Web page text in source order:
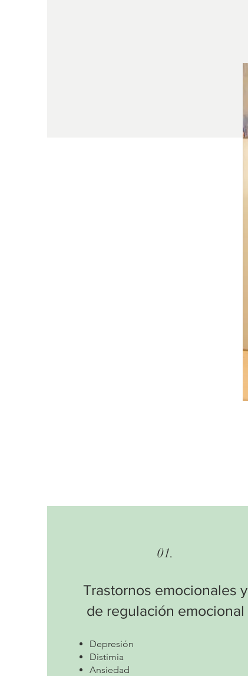
01.
Trastornos emocionales y
de regulación emocional
Depresión
Distimia
Ansiedad